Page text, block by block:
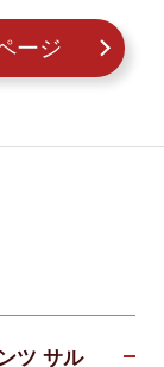
ージ
ツ サル